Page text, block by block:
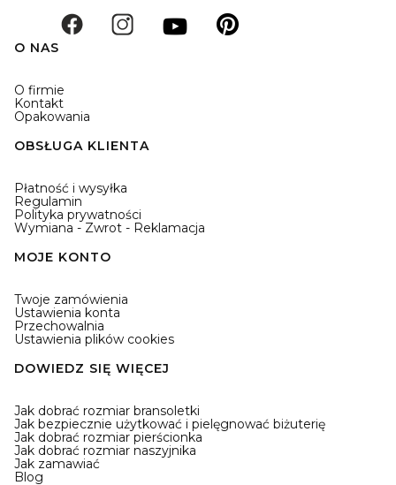
O NAS
O firmie
Kontakt
Opakowania
OBSŁUGA KLIENTA
Płatność i wysyłka
Regulamin
Polityka prywatności
Wymiana - Zwrot - Reklamacja
MOJE KONTO
Twoje zamówienia
Ustawienia konta
Przechowalnia
Ustawienia plików cookies
DOWIEDZ SIĘ WIĘCEJ
Jak dobrać rozmiar bransoletki
Jak bezpiecznie użytkować i pielęgnować biżuterię
Jak dobrać rozmiar pierścionka
Jak dobrać rozmiar naszyjnika
Jak zamawiać
Blog